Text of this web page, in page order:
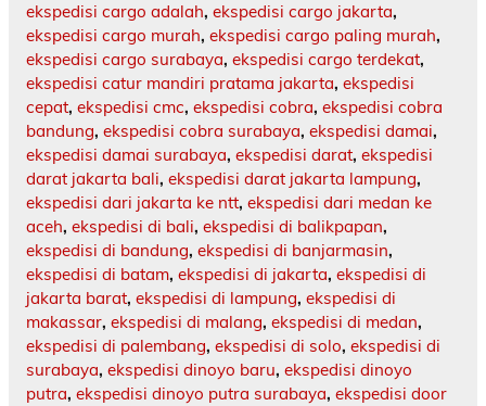
ekspedisi cargo adalah, ekspedisi cargo jakarta,
ekspedisi cargo murah, ekspedisi cargo paling murah,
ekspedisi cargo surabaya, ekspedisi cargo terdekat,
ekspedisi catur mandiri pratama jakarta, ekspedisi
cepat, ekspedisi cmc, ekspedisi cobra, ekspedisi cobra
bandung, ekspedisi cobra surabaya, ekspedisi damai,
ekspedisi damai surabaya, ekspedisi darat, ekspedisi
darat jakarta bali, ekspedisi darat jakarta lampung,
ekspedisi dari jakarta ke ntt, ekspedisi dari medan ke
aceh, ekspedisi di bali, ekspedisi di balikpapan,
ekspedisi di bandung, ekspedisi di banjarmasin,
ekspedisi di batam, ekspedisi di jakarta, ekspedisi di
jakarta barat, ekspedisi di lampung, ekspedisi di
makassar, ekspedisi di malang, ekspedisi di medan,
ekspedisi di palembang, ekspedisi di solo, ekspedisi di
surabaya, ekspedisi dinoyo baru, ekspedisi dinoyo
putra, ekspedisi dinoyo putra surabaya, ekspedisi door